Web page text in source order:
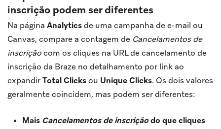
inscrição podem ser diferentes
Na página Analyticsde uma campanha de e-mail ou
Canvas, compare a contagem de Cancelamentos de
inscriçãocom os cliques na URL de cancelamento de
inscrição da Braze no detalhamento por link ao
expandirTotal Clicksou Unique Clicks. Os dois valores
geralmente coincidem, mas podem ser diferentes:
Mais Cancelamentos de inscriçãodo que cliques